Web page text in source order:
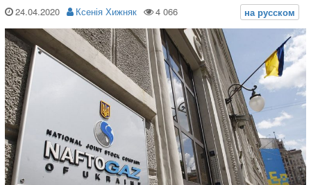
24.04.2020 Ксенія Хижняк